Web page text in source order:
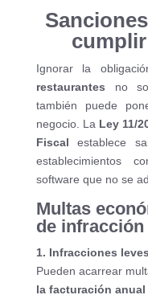
Ignorar la
restaurantes no
también puede
negocio. La Ley 11/
Fiscal establece
establecimientos
software que no se
Multas
de infracción
1. Infracciones
Pueden acarrear
la facturación anual